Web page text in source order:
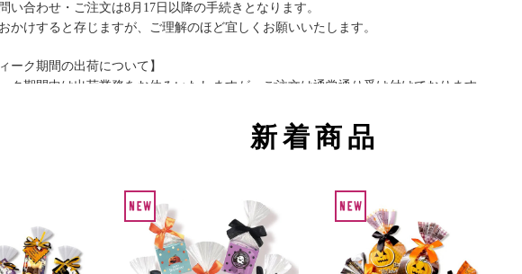
い合わせ・ご注文は8月17日以降の手続きとなります。
かけすると存じますが、ご理解のほど宜しくお願いいたします。
ーク期間の出荷について】
ク期間中は出荷業務をお休みいたしますが、ご注文は通常通り受け付けております。
予定がある場合は、お早めのご準備がおすすめです。
品・プチギフト向けの生活雑貨、日用品専門店です。悪質な偽サイトにはご注意ください。
月・干支グッズ】
商品を揃えています
新着商品